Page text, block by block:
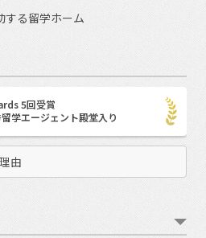
する留学ホーム
5回受賞
学エージェント殿堂入り
由